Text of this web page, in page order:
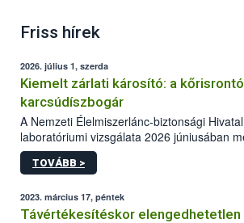
Friss hírek
2026. július 1, szerda
Kiemelt zárlati károsító: a kőrisrontó
karcsúdíszbogár
A Nemzeti Élelmiszerlánc-biztonsági
laboratóriumi vizsgálata 2026 júniusában
kőrisrontó karcsúdíszbogár (Agrilus
Beregsurány térségében.
TOVÁBB >
2023. március 17, péntek
Távértékesítéskor elengedhetetlen